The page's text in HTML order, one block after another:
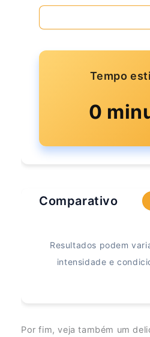
Tempo
0
Comparativo
Resultados podem
intensidade e
Por fim, veja também um